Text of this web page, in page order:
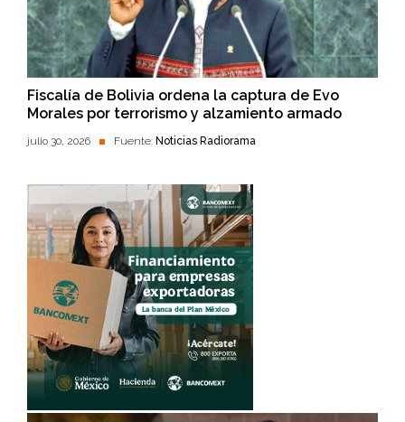
Fiscalía de Bolivia ordena la captura de Evo
Morales por terrorismo y alzamiento armado
julio 30, 2026 Fuente: Noticias Radiorama